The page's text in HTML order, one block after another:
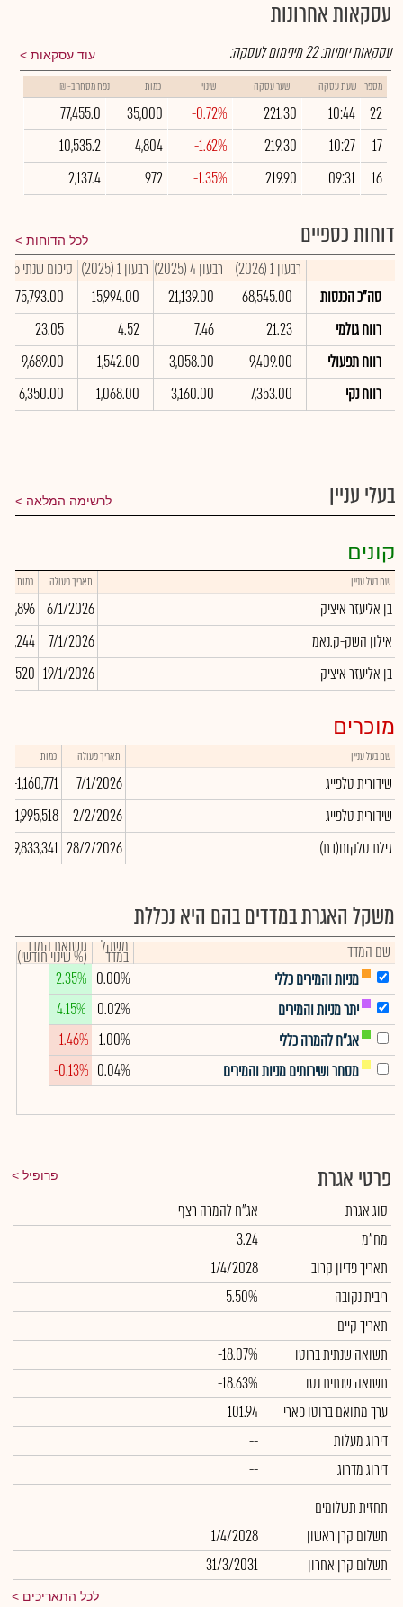
עסקאות אחרונות
עוד עסקאות עסקאות יומיות:22מינימום לעסקה:
מספר שעת עסקה שער עסקה שינוי כמות נפח מסחר ב- ₪
22
10:44
221.30
-0.72%
35,000
77,455.0
17
10:27
219.30
-1.62%
4,804
10,535.2
16
09:31
219.90
-1.35%
972
2,137.4
דוחות כספיים לכל הדוחות
רבעון 1 (2026) רבעון 4 (2025) רבעון 1 (2025)
סיכום שנתי 2025
סה"כ הכנסות
68,545.00
21,139.00
15,994.00
75,793.00
רווח גולמי
21.23
7.46
4.52
23.05
רווח תפעולי
9,409.00
3,058.00
1,542.00
9,689.00
רווח נקי
7,353.00
3,160.00
1,068.00
6,350.00
בעלי עניין לרשימה המלאה
קונים
שם בעל עניין תאריך פעולה כמות
בן אליעזר איציק 6/1/2026
28,896
אילון השק-ק.נאמ
7/1/2026
בן אליעזר איציק
19/1/2026
29,520
מוכרים
שם בעל עניין תאריך פעולה כמות
שידורית טלפייג 7/1/2026
-1,160,771
שידורית טלפייג
2/2/2026
-1,995,518
(גילת טלקום(בת
28/2/2026
-9,833,341
משקל האגרת במדדים בהם היא נכללת
שם המדד משקל
במדד תשואת המדד
(% שינוי חודשי)
מניות והמירים כללי
0.00%
2.35%
יתר מניות והמירים
0.02%
4.15%
אג"ח להמרה כללי
1.00%
-1.46%
מסחר ושירותים מניות והמירים
0.04%
-0.13%
פרטי אגרת פרופיל
סוג אגרת
אג"ח להמרה רצף
מח"מ
3.24
תאריך פדיון קרוב
1/4/2028
ריבית נקובה
5.50%
תאריך קיים
--
תשואה שנתית ברוטו
-18.07%
תשואה שנתית נטו
-18.63%
ערך מתואם ברוטו פארי
101.94
דירוג מעלות
--
דירוג מדרוג
--
תחזית תשלומים
תשלום קרן ראשון
1/4/2028
תשלום קרן אחרון
31/3/2031
לכל התאריכים